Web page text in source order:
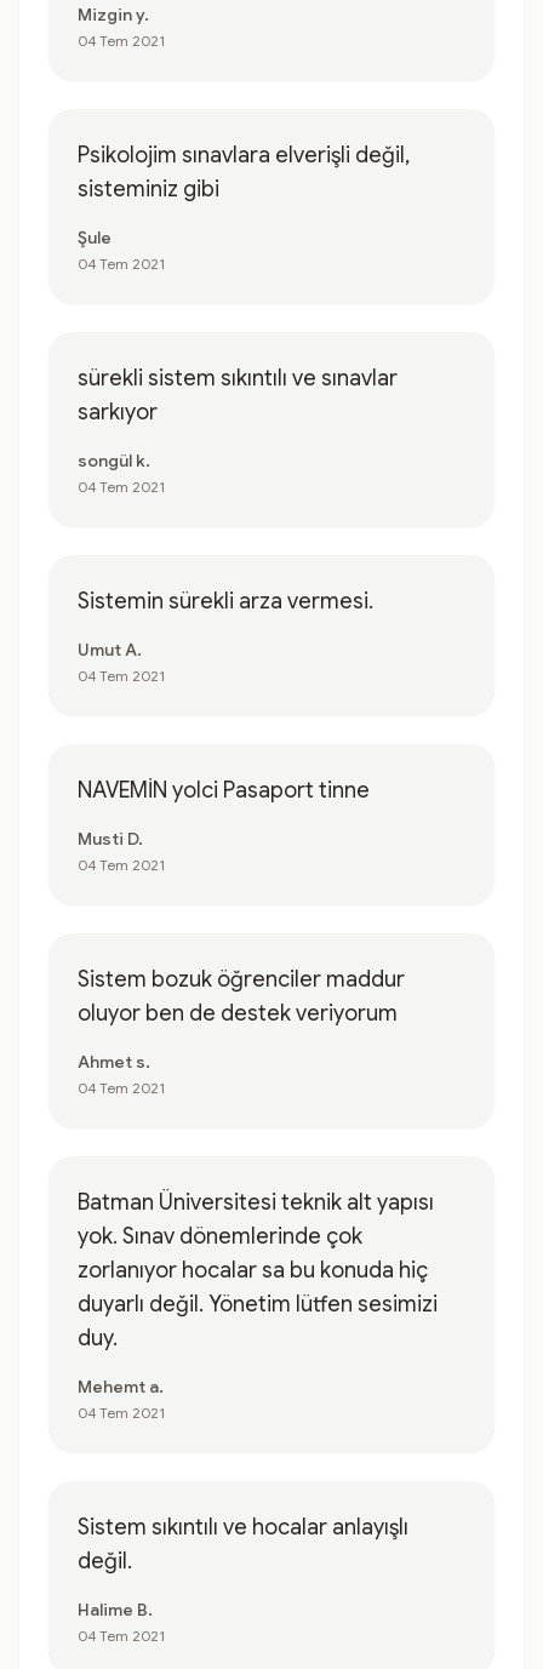
Mizgin y.
04 Tem 2021
Psikolojim sınavlara elverişli değil,
sisteminiz gibi
Şule
04 Tem 2021
sürekli sistem sıkıntılı ve sınavlar
sarkıyor
songül k.
04 Tem 2021
Sistemin sürekli arza vermesi.
Umut A.
04 Tem 2021
NAVEMİN yolci Pasaport tinne
Musti D.
04 Tem 2021
Sistem bozuk öğrenciler maddur
oluyor ben de destek veriyorum
Ahmet s.
04 Tem 2021
Batman Üniversitesi teknik alt yapısı
yok. Sınav dönemlerinde çok
zorlanıyor hocalar sa bu konuda hiç
duyarlı değil. Yönetim lütfen sesimizi
duy.
Mehemt a.
04 Tem 2021
Sistem sıkıntılı ve hocalar anlayışlı
değil.
Halime B.
04 Tem 2021